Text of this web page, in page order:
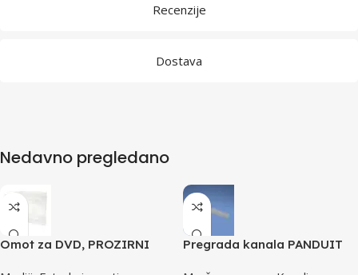
Recenzije
Dostava
Nedavno pregledano
Omot za DVD, PROZIRNI
Pregrada kanala PANDUIT